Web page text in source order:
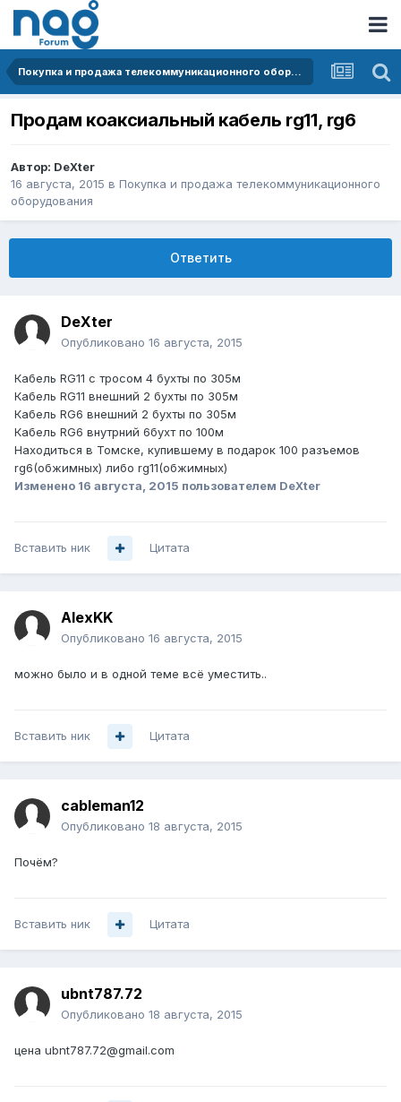
Покупка и продажа телекоммуникационного оборудования
Продам коаксиальный кабель rg11, rg6
Автор: DeXter
16 августа, 2015 в Покупка и продажа телекоммуникационного
оборудования
Ответить
DeXter
Опубликовано 16 августа, 2015
Кабель RG11 с тросом 4 бухты по 305м
Кабель RG11 внешний 2 бухты по 305м
Кабель RG6 внешний 2 бухты по 305м
Кабель RG6 внутрний 6бухт по 100м
Находиться в Томске, купившему в подарок 100 разъемов
rg6(обжимных) либо rg11(обжимных)
Изменено 16 августа, 2015 пользователем DeXter
Вставить ник Цитата
AlexKK
Опубликовано 16 августа, 2015
можно было и в одной теме всё уместить..
Вставить ник Цитата
cableman12
Опубликовано 18 августа, 2015
Почём?
Вставить ник Цитата
ubnt787.72
Опубликовано 18 августа, 2015
цена ubnt787.72@gmail.com